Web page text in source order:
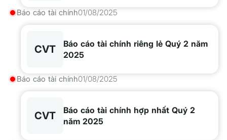
Báo cáo tài chính01/08/2025
CVT
Báo cáo tài chính riêng lẻ Quý 2 năm
2025
Báo cáo tài chính01/08/2025
CVT
Báo cáo tài chính hợp nhất Quý 2
năm 2025